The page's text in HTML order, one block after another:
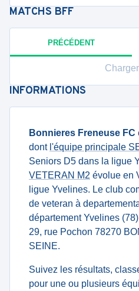
MATCHS BFF
PRÉCÉDENT
INFORMATIONS
Bonnieres Freneuse FC
dont l'équipe principale
Seniors D5 dans la ligue
VETERAN M2 évolue en
ligue Yvelines. Le club
de veteran à
département Yvelines
29, rue Pochon 78270
SEINE.
Suivez les résultats,
pour une ou plusieurs